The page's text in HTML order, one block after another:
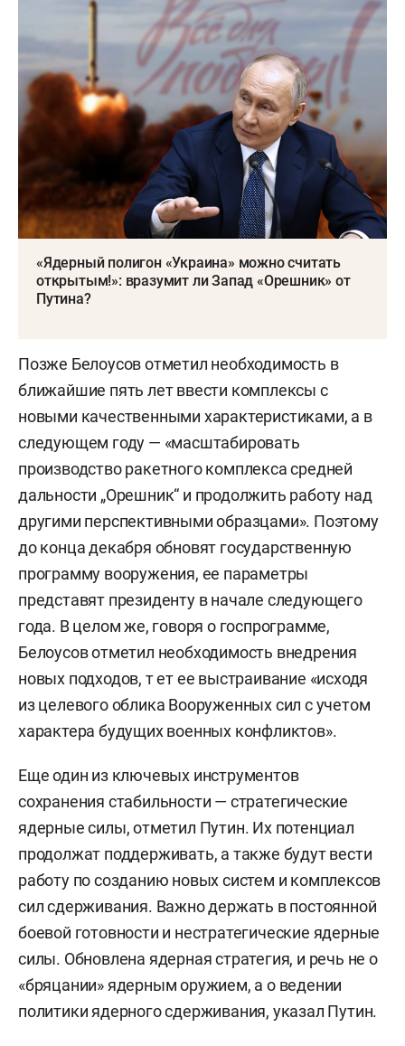
«Ядерный полигон «Украина» можно считать
открытым!»: вразумит ли Запад «Орешник» от
Путина?
Позже Белоусов отметил необходимость в
ближайшие пять лет ввести комплексы с
новыми качественными характеристиками, а в
следующем году — «масштабировать
производство ракетного комплекса средней
дальности „Орешник“ и продолжить работу над
другими перспективными образцами». Поэтому
до конца декабря обновят государственную
программу вооружения, ее параметры
представят президенту в начале следующего
года. В целом же, говоря о госпрограмме,
Белоусов отметил необходимость внедрения
новых подходов, т ет ее выстраивание «исходя
из целевого облика Вооруженных сил с учетом
характера будущих военных конфликтов».
Еще один из ключевых инструментов
сохранения стабильности — стратегические
ядерные силы, отметил Путин. Их потенциал
продолжат поддерживать, а также будут вести
работу по созданию новых систем и комплексов
сил сдерживания. Важно держать в постоянной
боевой готовности и нестратегические ядерные
силы. Обновлена ядерная стратегия, и речь не о
«бряцании» ядерным оружием, а о ведении
политики ядерного сдерживания, указал Путин.